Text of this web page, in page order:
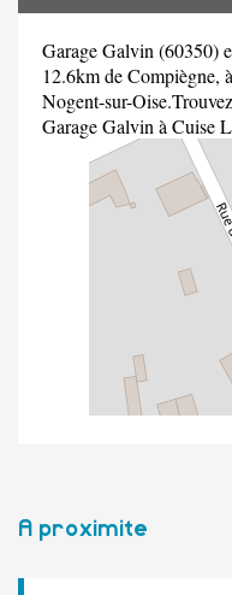
Garage Galvin (60350)
12.6km de Compiègne,
Nogent-sur-
Garage Galvin à Cuise
A proximite